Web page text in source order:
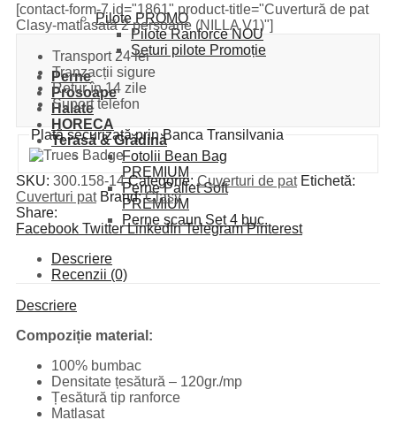
Pilote PROMO
Pilote RanforceNOU
Seturi pilote Promoție
Perne
Prosoape
Halate
HORECA
Terasă & Grădină
Fotolii Bean Bag
PREMIUM
Perne Pallet Soft
PREMIUM
Perne scaun Set 4 buc.
[contact-form-7 id="1861" product-title="Cuvertură de pat
Clasy-matlasată 2 persoane (NILLA V1)"]
Transport 24 lei
Tranzacții sigure
Retur în 14 zile
Suport telefon
Plată securizată prin Banca Transilvania
SKU: 300.158-14 Categorie: Cuverturi de pat Etichetă:
Cuverturi pat Brand:Clasy
Share:
Facebook Twitter LinkedIn Telegram Pinterest
Descriere
Recenzii (0)
Descriere
Compoziție material:
100% bumbac
Densitate țesătură – 120gr./mp
Țesătură tip ranforce
Matlasat